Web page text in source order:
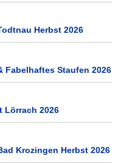
Herbst 2026
Fabelhaftes Staufen 2026
Lörrach 2026
Krozingen Herbst 2026